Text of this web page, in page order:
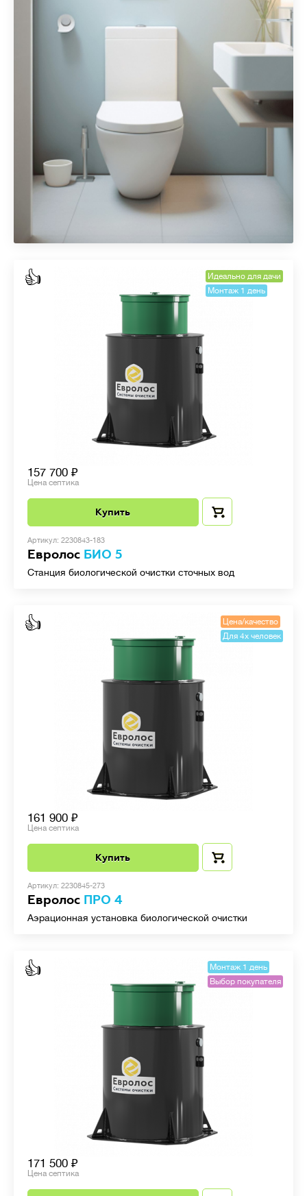
👍
Идеально для дачи
Монтаж 1 день
157 700
Цена септика
Купить
Артикул: 2230843-183
Евролос БИО 5
Станция биологической очистки сточных вод
👍
Цена/качество
Для 4х человек
161 900
Цена септика
Купить
Артикул: 2230845-273
Евролос ПРО 4
Аэрационная установка биологической очистки
👍
Монтаж 1 день
Выбор покупателя
171 500
Цена септика